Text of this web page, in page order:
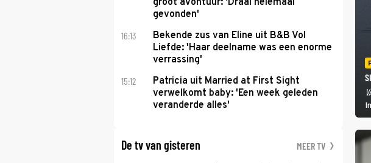
groot avontuur: 'Draai helemaal
gevonden'
16:13
Bekende zus van Eline uit B&B Vol
Liefde: 'Haar deelname was een enorme
verrassing'
15:12
Patricia uit Married at First Sight
verwelkomt baby: 'Een week geleden
veranderde alles'
De tv van gisteren MEER TV